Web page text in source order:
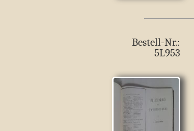
Bestell-Nr.:
5L953